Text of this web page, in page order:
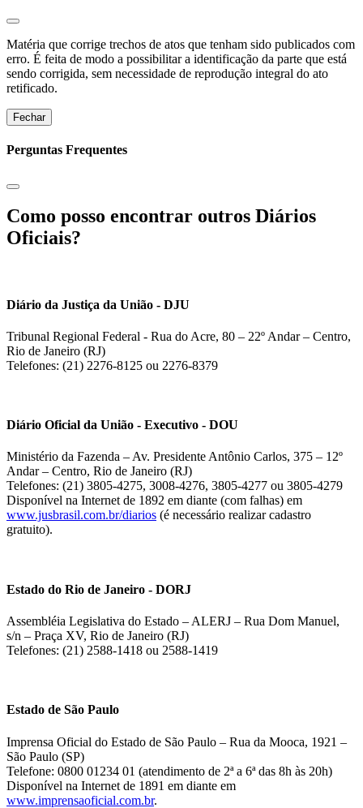
Matéria que corrige trechos de atos que tenham sido publicados com
erro. É feita de modo a possibilitar a identificação da parte que está
sendo corrigida, sem necessidade de reprodução integral do ato
retificado.
Fechar
Perguntas Frequentes
Como posso encontrar outros Diários
Oficiais?
Diário da Justiça da União - DJU
Tribunal Regional Federal - Rua do Acre, 80 – 22º Andar – Centro,
Rio de Janeiro (RJ)
Telefones: (21) 2276-8125 ou 2276-8379
Diário Oficial da União - Executivo - DOU
Ministério da Fazenda – Av. Presidente Antônio Carlos, 375 – 12º
Andar – Centro, Rio de Janeiro (RJ)
Telefones: (21) 3805-4275, 3008-4276, 3805-4277 ou 3805-4279
Disponível na Internet de 1892 em diante (com falhas) em
www.jusbrasil.com.br/diarios (é necessário realizar cadastro
gratuito).
Estado do Rio de Janeiro - DORJ
Assembléia Legislativa do Estado – ALERJ – Rua Dom Manuel,
s/n – Praça XV, Rio de Janeiro (RJ)
Telefones: (21) 2588-1418 ou 2588-1419
Estado de São Paulo
Imprensa Oficial do Estado de São Paulo – Rua da Mooca, 1921 –
São Paulo (SP)
Telefone: 0800 01234 01 (atendimento de 2ª a 6ª das 8h às 20h)
Disponível na Internet de 1891 em diante em
www.imprensaoficial.com.br.